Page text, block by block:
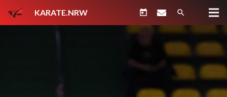
KARATE.NRW today search